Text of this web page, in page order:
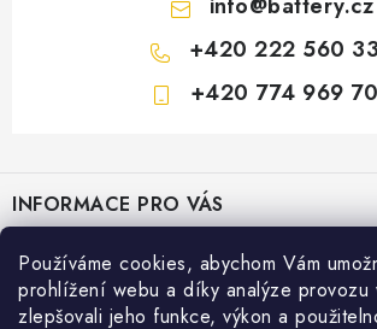
Používáme cookies, abychom Vám
prohlížení webu a díky analýze provozu
zlepšovali jeho funkce, výkon a
+420 222 560
+420 774 969
pINFORMACE PRO VÁS
KONTAKTY
POŠTOVNÉ A DOPRAVA
PRODEJNY BATTERY.CZ
Prodejna Brno - Pražákova ul.